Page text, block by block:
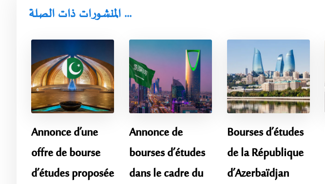
المنشورات ذات الصلة ...
Annonce d’une
offre de bourse
d’études proposée
Annonce de
bourses d’études
dans le cadre du
Bourses d’études
de la République
d’Azerbaïdjan